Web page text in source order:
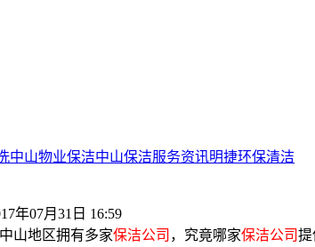
中山物业保洁中山保洁服务资讯明捷环保清洁
年07月31日 16:59
山地区拥有多家保洁公司 ，究竟哪家保洁公司提